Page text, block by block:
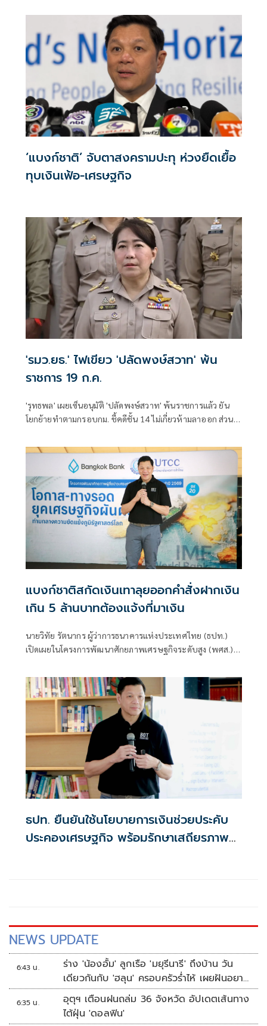
‘แบงก์ชาติ’ จับตาสงครามปะทุ ห่วงยืดเยื้อ
ทุบเงินเฟ้อ-เศรษฐกิจ
'รมว.ยธ.' ไฟเขียว 'ปลัดพงษ์สวาท' พ้น
ราชการ 19 ก.ค.
'รุทธพล' เผยเซ็นอนุมัติ 'ปลัดพงษ์สวาท' พ้นราชการแล้ว ยัน
โยกย้ายทำตามกรอบกม. ชี้คดีชั้น 14 ไม่เกี่ยวห้ามลาออก ส่วน
แบงก์ชาติสกัดเงินเทาลุยออกคำสั่งฝากเงิน
เกิน 5 ล้านบาทต้องแจ้งที่มาเงิน
นายวิทัย รัตนากร ผู้ว่าการธนาคารแห่งประเทศไทย (ธปท.)
เปิดเผยในโครงการพัฒนาศักยภาพเศรษฐกิจระดับสูง (พศส.)
ท่ามกลางความขัดแย้งภูมิรัฐศาสตร์โลก หัวข้อ “นโยบายการเงิน
รับมือวิฤติสงคราม และการเงินโลก”
ธปท. ยืนยันใช้นโยบายการเงินช่วยประคับ
ประคองเศรษฐกิจ พร้อมรักษาเสถียรภาพ
NEWS UPDATE
6:43 น.
ร่าง 'น้องอั้ม' ลูกเรือ 'มยุรีนารี' ถึงบ้าน วัน
เดียวกันกับ 'ฮลุน' ครอบครัวร่ำไห้ เผยฝันอยาก
เป็นทหารเรือ
6:35 น.
อุตุฯ เตือนฝนถล่ม 36 จังหวัด อัปเดตเส้นทาง
ไต้ฝุ่น 'ดอลฟิน'